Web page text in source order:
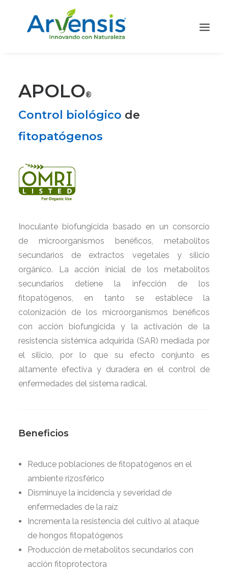
APOLO®
Control biológico de
fitopatógenos
Inoculante biofungicida basado en un consorcio
de microorganismos benéficos, metabolitos
secundarios de extractos vegetales y silicio
orgánico. La acción inicial de los metabolitos
secundarios detiene la infección de los
fitopatógenos, en tanto se establece la
colonización de los microorganismos benéficos
con acción biofungicida y la activación de la
resistencia sistémica adquirida (SAR) mediada por
el silicio, por lo que su efecto conjunto es
altamente efectiva y duradera en el control de
enfermedades del sistema radical.
Beneficios
Reduce poblaciones de fitopatógenos en el
ambiente rizosférico
Disminuye la incidencia y severidad de
enfermedades de la raíz
Incrementa la resistencia del cultivo al ataque
de hongos fitopatógenos
Producción de metabolitos secundarios con
acción fitoprotectora